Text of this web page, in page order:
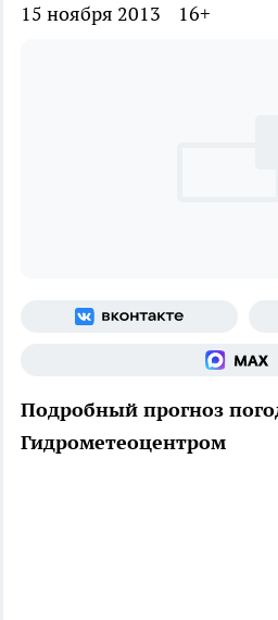
15 ноября 2013 16+
Подробный прогноз
Гидрометеоцентром